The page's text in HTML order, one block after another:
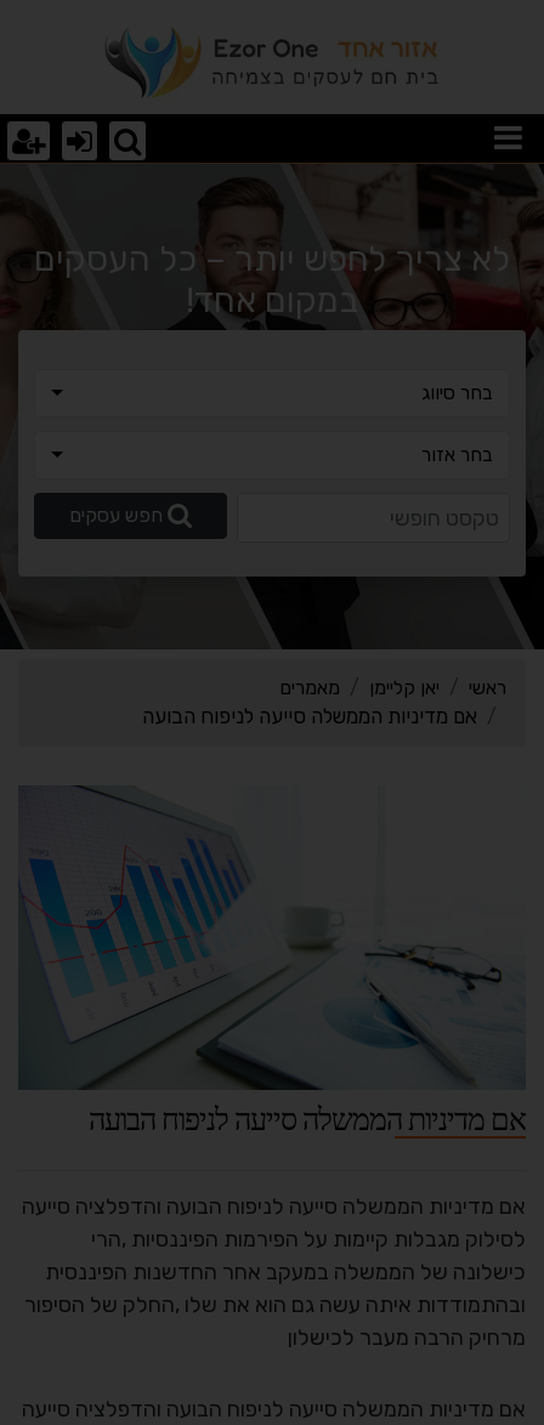
אם מדיניות הממשלה סייעה
לא צריך לחפש יותר – כל העסקים
במקום אחד!
בחר סיווג
בחר אזור
חפש עסקים
ראשי יאן קליימן מאמרים
אם מדיניות הממשלה סייעה לניפוח הבועה
אם מדיניות הממשלה סייעה לניפוח הבועה
אם מדיניות הממשלה סייעה לניפוח הבועה והדפלציה סייעה
לסילוק מגבלות קיימות על הפירמות הפיננסיות ,הרי
כישלונה של הממשלה במעקב אחר החדשנות הפיננסית
ובהתמודדות איתה עשה גם הוא את שלו ,החלק של הסיפור
מרחיק הרבה מעבר לכישלון
אם מדיניות הממשלה סייעה לניפוח הבועה והדפלציה סייעה